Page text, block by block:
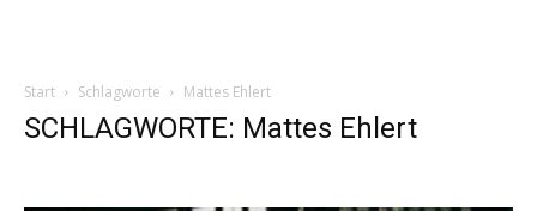
Start Schlagworte Mattes Ehlert
SCHLAGWORTE: Mattes Ehlert